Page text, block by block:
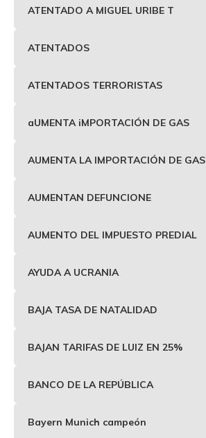
ATENTADO A MIGUEL URIBE T
ATENTADOS
ATENTADOS TERRORISTAS
aUMENTA iMPORTACIÓN DE GAS
AUMENTA LA IMPORTACIÓN DE GAS
AUMENTAN DEFUNCIONE
AUMENTO DEL IMPUESTO PREDIAL
AYUDA A UCRANIA
BAJA TASA DE NATALIDAD
BAJAN TARIFAS DE LUIZ EN 25%
BANCO DE LA REPÚBLICA
Bayern Munich campeón